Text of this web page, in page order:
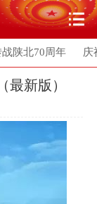
陕北70周年 庆
最新版）